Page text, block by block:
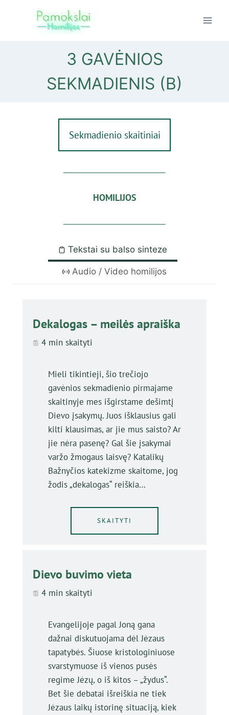
3 GAVĖNIOS
SEKMADIENIS (B)
Sekmadienio skaitiniai
HOMILIJOS
Tekstai su balso sinteze
Audio / Video homilijos
Dekalogas – meilės apraiška
4 min skaityti
Mieli tikintieji, šio trečiojo
gavėnios sekmadienio pirmajame
skaitinyje mes išgirstame dešimtį
Dievo įsakymų. Juos išklausius gali
kilti klausimas, ar jie mus saisto? Ar
jie nėra pasenę? Gal šie įsakymai
varžo žmogaus laisvę? Katalikų
Bažnyčios katekizme skaitome, jog
žodis „dekalogas“ reiškia…
SKAITYTI
Dievo buvimo vieta
4 min skaityti
Evangelijoje pagal Joną gana
dažnai diskutuojama dėl Jėzaus
tapatybės. Šiuose kristologiniuose
svarstymuose iš vienos pusės
regime Jėzų, o iš kitos – „žydus“.
Bet šie debatai išreiškia ne tiek
Jėzaus laikų istorinę situaciją, kiek